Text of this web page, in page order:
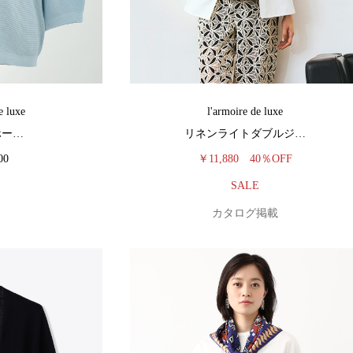
luxe
ー…
l'armoire de luxe
リネンライトダブルジ…
￥11,880 40％OFF
SALE
カタログ掲載